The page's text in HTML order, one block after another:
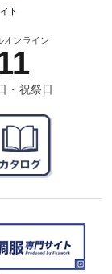
ト
オンライン
・祝祭日